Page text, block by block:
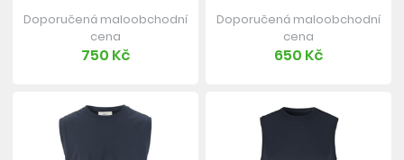
Doporučená maloobchodní
cena
750 Kč
Doporučená maloobchodní
cena
650 Kč